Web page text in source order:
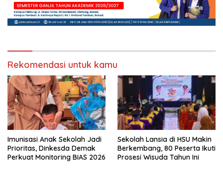
Rekomendasi untuk kamu
Imunisasi Anak Sekolah Jadi
Prioritas, Dinkesda Demak
Perkuat Monitoring BIAS 2026
Sekolah Lansia di HSU Makin
Berkembang, 80 Peserta Ikuti
Prosesi Wisuda Tahun Ini